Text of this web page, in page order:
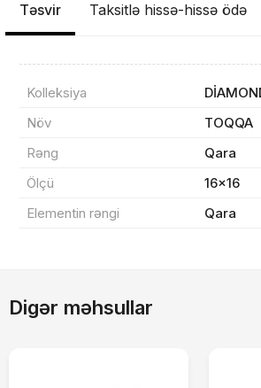
Təsvir Taksitlə hissə-hissə ödə
Kolleksiya
Növ
TOQQA
Rəng
Qara
Ölçü
16x16
Elementin rəngi
Qara
Digər məhsullar
Məhsul(lar) səbətə əlavə
Sifarişin detalları
Məhsul toplam